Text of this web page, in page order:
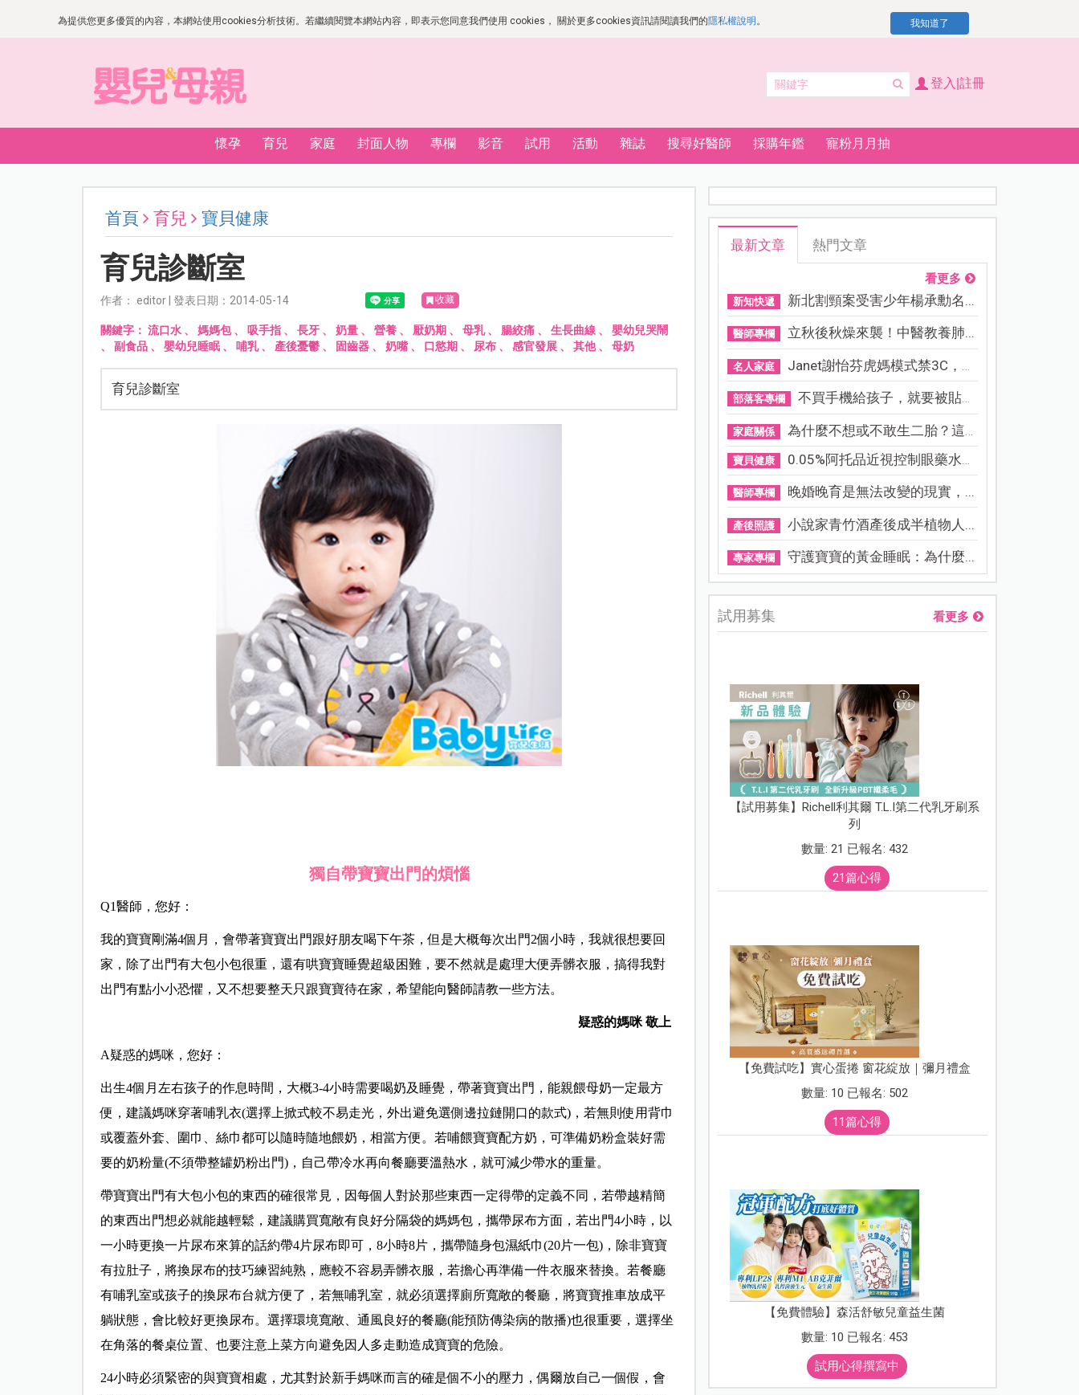
為提供您更多優質的內容，本網站使用cookies分析技術。若繼續閱覽本網站內容，即表示您同意我們使用 cookies， 關於更多cookies資訊請閱讀我們的隱私權說明 。 我知道了
登入|註冊
懷孕 育兒 家庭 封面人物 專欄 影音 試用 活動 雜誌 搜尋好醫師 採購年鑑 寵粉月月抽
首頁 育兒 寶貝健康
育兒診斷室
作者： editor | 發表日期：2014-05-14 收藏
關鍵字： 流口水、 媽媽包、 吸手指、 長牙、 奶量、 營養、 厭奶期 、 母乳、 腸絞痛、 生長曲線 、 嬰幼兒哭鬧
、 副食品、 嬰幼兒睡眠、 哺乳、 產後憂鬱、 固齒器、 奶嘴、 口慾期 、 尿布、 感官發展、 其他、 母奶
育兒診斷室
獨自帶寶寶出門的煩惱
Q1醫師，您好：
我的寶寶剛滿4個月，會帶著寶寶出門跟好朋友喝下午茶，但是大概每次出門2個小時，我就很想要回
家，除了出門有大包小包很重，還有哄寶寶睡覺超級困難，要不然就是處理大便弄髒衣服，搞得我對
出門有點小小恐懼，又不想要整天只跟寶寶待在家，希望能向醫師請教一些方法。
疑惑的媽咪 敬上
A疑惑的媽咪，您好：
出生4個月左右孩子的作息時間，大概3-4小時需要喝奶及睡覺，帶著寶寶出門，能親餵母奶一定最方
便，建議媽咪穿著哺乳衣(選擇上掀式較不易走光，外出避免選側邊拉鏈開口的款式)，若無則使用背巾
或覆蓋外套、圍巾、絲巾都可以隨時隨地餵奶，相當方便。若哺餵寶寶配方奶，可準備奶粉盒裝好需
要的奶粉量(不須帶整罐奶粉出門)，自己帶冷水再向餐廳要溫熱水，就可減少帶水的重量。
帶寶寶出門有大包小包的東西的確很常見，因每個人對於那些東西一定得帶的定義不同，若帶越精簡
的東西出門想必就能越輕鬆，建議購買寬敞有良好分隔袋的媽媽包，攜帶尿布方面，若出門4小時，以
一小時更換一片尿布來算的話約帶4片尿布即可，8小時8片，攜帶隨身包濕紙巾(20片一包)，除非寶寶
有拉肚子，將換尿布的技巧練習純熟，應較不容易弄髒衣服，若擔心再準備一件衣服來替換。若餐廳
有哺乳室或孩子的換尿布台就方便了，若無哺乳室，就必須選擇廁所寬敞的餐廳，將寶寶推車放成平
躺狀態，會比較好更換尿布。選擇環境寬敞、通風良好的餐廳(能預防傳染病的散播)也很重要，選擇坐
在角落的餐桌位置、也要注意上菜方向避免因人多走動造成寶寶的危險。
24小時必須緊密的與寶寶相處，尤其對於新手媽咪而言的確是個不小的壓力，偶爾放自己一個假，會
最新文章 熱門文章
看更多
新知快遞 新北割頸案受害少年楊承勳名...
醫師專欄 立秋後秋燥來襲！中醫教養肺...
名人家庭 Janet謝怡芬虎媽模式禁3C，看...
部落客專欄 不買手機給孩子，就要被貼「...
家庭關係 為什麼不想或不敢生二胎？這8...
寶貝健康 0.05%阿托品近視控制眼藥水納...
醫師專欄 晚婚晚育是無法改變的現實，...
產後照護 小說家青竹酒產後成半植物人...
專家專欄 守護寶寶的黃金睡眠：為什麼...
試用募集 看更多
【試用募集】Richell利其爾 T.L.I第二代乳牙刷系
列
數量: 21 已報名: 432
21篇心得
【免費試吃】實心蛋捲 窗花綻放｜彌月禮盒
數量: 10 已報名: 502
11篇心得
【免費體驗】森活舒敏兒童益生菌
數量: 10 已報名: 453
試用心得撰寫中